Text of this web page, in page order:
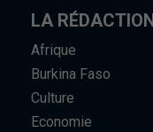
LA RÉDACTION
Afrique
Burkina Faso
Culture
Economie